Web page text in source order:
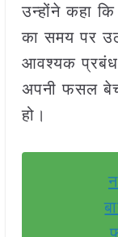
उन्होंने कहा
का समय पर
आवश्यक प्रबंध
अपनी फसल
हो।